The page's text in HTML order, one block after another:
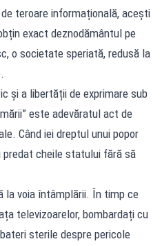
teroare informațională, acești
exact deznodământul pe
o societate speriată, redusă la
și a libertății de exprimare sub
este adevăratul act de
Când iei dreptul unui popor
predat cheile statului fără să
la voia întâmplării. În timp ce
televizoarelor, bombardați cu
sterile despre pericole